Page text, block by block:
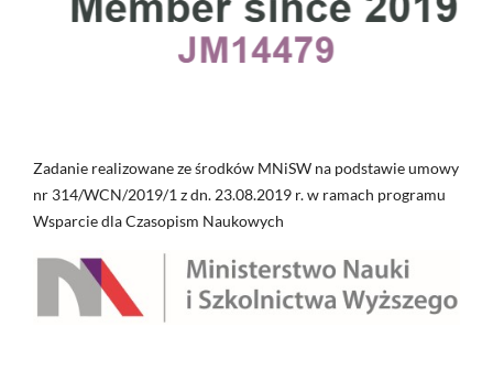
Zadanie realizowane ze środków MNiSW na podstawie umowy
nr 314/WCN/2019/1 z dn. 23.08.2019 r. w ramach programu
Wsparcie dla Czasopism Naukowych